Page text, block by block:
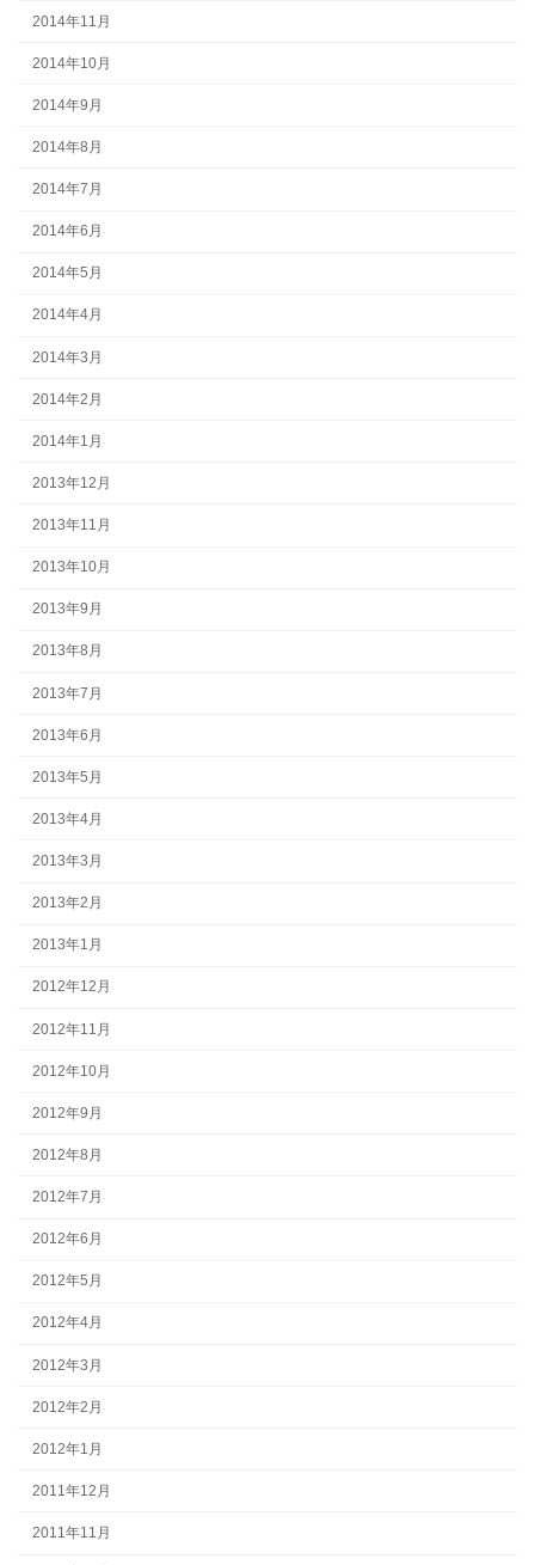
2014年11月
2014年10月
2014年9月
2014年8月
2014年7月
2014年6月
2014年5月
2014年4月
2014年3月
2014年2月
2014年1月
2013年12月
2013年11月
2013年10月
2013年9月
2013年8月
2013年7月
2013年6月
2013年5月
2013年4月
2013年3月
2013年2月
2013年1月
2012年12月
2012年11月
2012年10月
2012年9月
2012年8月
2012年7月
2012年6月
2012年5月
2012年4月
2012年3月
2012年2月
2012年1月
2011年12月
2011年11月